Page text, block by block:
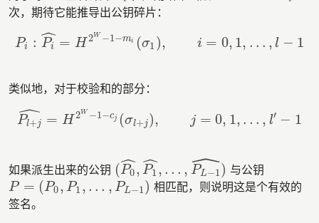
次，期待它能推导出公钥碎片：
Pi : Pi
ˆ = H 2W −1−mi (σ1 ), i = 0, 1, … , l − 1
Pi:Pi =H2W −1− m = 0,1, …,l −1
类似地，对于校验和的部分：
Pl+j
ˆ = H2W −1−cj (σl+j), j = 0, 1, … , l′ − 1
Pl+ j^=H2 W−1− cj ,j=0, 1,… ,l′−1
如果派生出来的公钥 (P0
ˆ, P1
ˆ, … , PL−1
ˆ)
(P0^, P1^ ,… PL −1^) 与公钥
P = (P0, P1 , … , PL−1)
P= (P 0,P1,…,PL− 1)
相匹配，则说明这是个有效的
签名。